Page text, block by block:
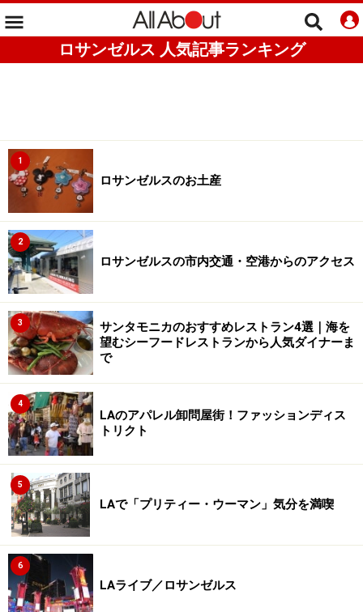
ロサンゼルス 人気記事ランキング
1
ロサンゼルスのお土産
2
ロサンゼルスの市内交通・空港からのアクセス
3
サンタモニカのおすすめレストラン4選｜海を
望むシーフードレストランから人気ダイナーま
で
4
LAのアパレル卸問屋街！ファッションディス
トリクト
5
LAで「プリティー・ウーマン」気分を満喫
6
LAライブ／ロサンゼルス